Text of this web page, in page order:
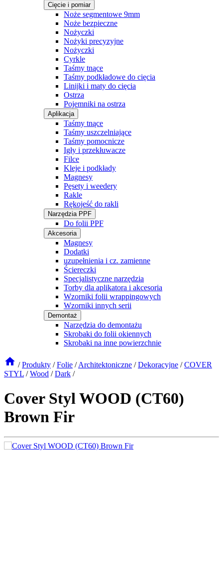
Cięcie i pomiar
Noże segmentowe 9mm
Noże bezpieczne
Nożyczki
Nożyki precyzyjne
Nożyczki
Cyrkle
Taśmy tnące
Taśmy podkładowe do cięcia
Linijki i maty do cięcia
Ostrza
Pojemniki na ostrza
Aplikacja
Taśmy tnące
Taśmy uszczelniające
Taśmy pomocnicze
Igły i przekłuwacze
Filce
Kleje i podkłady
Magnesy
Pęsety i weedery
Rakle
Rękojeść do rakli
Narzędzia PPF
Do folii PPF
Akcesoria
Magnesy
Dodatki
uzupełnienia i cz. zamienne
Ściereczki
Specjalistyczne narzędzia
Torby dla aplikatora i akcesoria
Wzorniki folii wrappingowych
Wzorniki innych serii
Demontaż
Narzędzia do demontażu
Skrobaki do folii okiennych
Skrobaki na inne powierzchnie
/ Produkty / Folie / Architektoniczne / Dekoracyjne / COVER
STYL / Wood / Dark /
Cover Styl WOOD (CT60)
Brown Fir